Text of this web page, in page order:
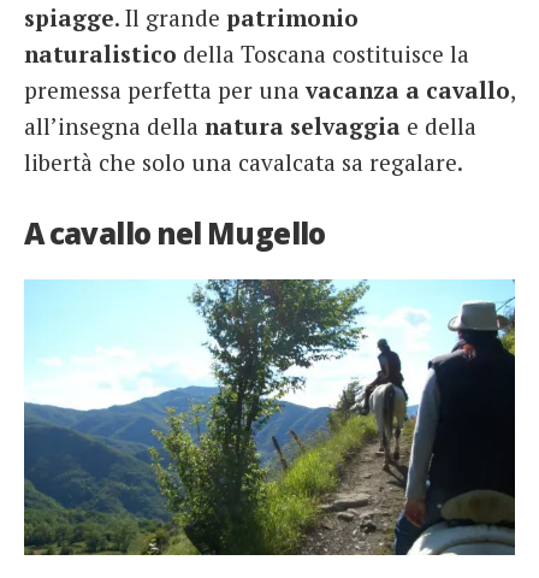
spiagge. Il grande patrimonio
naturalistico della Toscana costituisce la
premessa perfetta per unavacanza a cavallo,
all’insegna della natura selvaggia e della
libertà che solo una cavalcata sa regalare.
A cavallo nel Mugello